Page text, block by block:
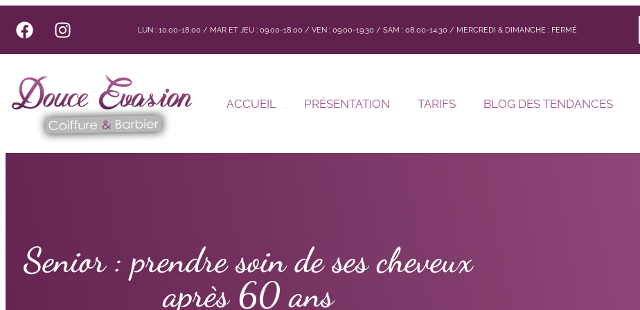
LUN : 10.00-18.00 / MAR ET JEU : 09.00-18.00 / VEN : 09.00-19.30 / SAM : 08.00-14.30 / MERCREDI & DIMANCHE : FERMÉ
ACCUEIL PRÉSENTATION TARIFS BLOG DES TENDANCES
Senior : prendre soin de ses cheveux
après 60 ans